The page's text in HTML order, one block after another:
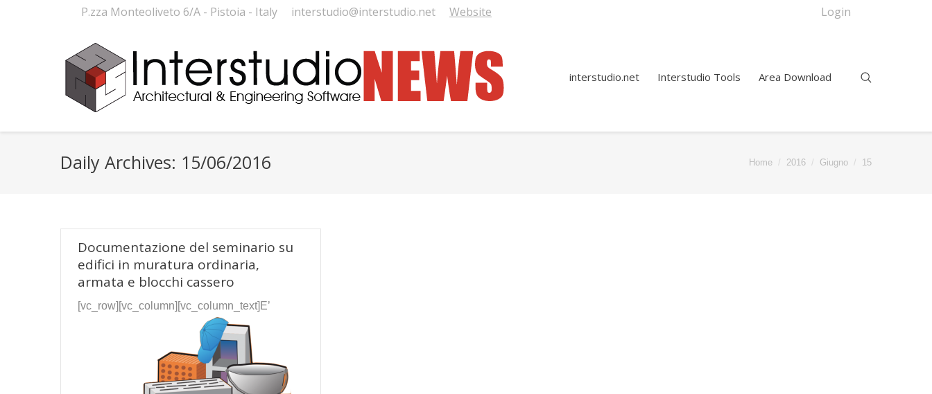
P.zza Monteoliveto 6/A - Pistoia - Italy interstudio@interstudio.net Website Login
interstudio.net Interstudio Tools Area Download
Daily Archives: 15/06/2016 Home 2016 Giugno 15
Documentazione del seminario su
edifici in muratura ordinaria,
armata e blocchi cassero
[vc_row][vc_column][vc_column_text] E’